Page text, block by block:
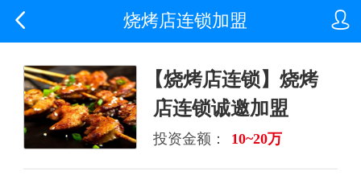

 烧烤店连锁加盟
【烧烤店连锁】烧烤
店连锁诚邀加盟
投资金额： 10~20万